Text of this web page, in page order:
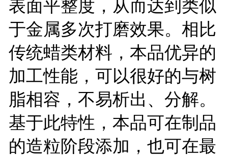
表面平整度，从而达到类似
于金属多次打磨效果。相比
传统蜡类材料，本品优异的
加工性能，可以很好的与树
脂相容，不易析出、分解。
基于此特性，本品可在制品
的造粒阶段添加，也可在最